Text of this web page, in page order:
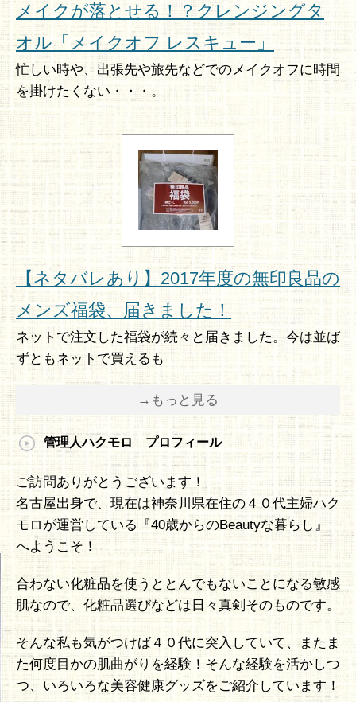
メイクが落とせる！？クレンジングタ
オル「メイクオフ レスキュー」
忙しい時や、出張先や旅先などでのメイクオフに時間
を掛けたくない・・・。
【ネタバレあり】2017年度の無印良品の
メンズ福袋、届きました！
ネットで注文した福袋が続々と届きました。今は並ば
ずともネットで買えるも
→もっと見る
管理人ハクモロ プロフィール
ご訪問ありがとうございます！
名古屋出身で、現在は神奈川県在住の４０代主婦ハク
モロが運営している『40歳からのBeautyな暮らし』
へようこそ！
合わない化粧品を使うととんでもないことになる敏感
肌なので、化粧品選びなどは日々真剣そのものです。
そんな私も気がつけば４０代に突入していて、またま
た何度目かの肌曲がりを経験！そんな経験を活かしつ
つ、いろいろな美容健康グッズをご紹介しています！